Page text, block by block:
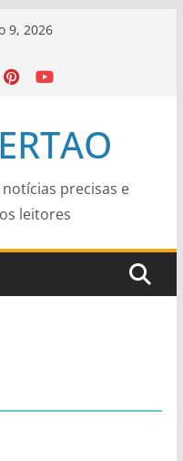
9, 2026
precisas e
leitores